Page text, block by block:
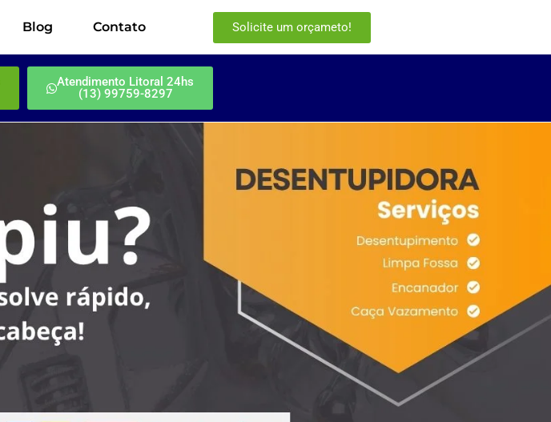
Blog Contato Solicite um orçameto!
Atendimento Litoral 24hs
(13) 99759-8297